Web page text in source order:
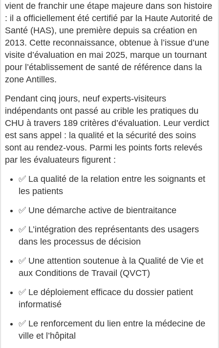
vient de franchir une étape majeure dans son histoire
: il a officiellement été certifié par la Haute Autorité de
Santé (HAS), une première depuis sa création en
2013. Cette reconnaissance, obtenue à l’issue d’une
visite d’évaluation en mai 2025, marque un tournant
pour l’établissement de santé de référence dans la
zone Antilles.
Pendant cinq jours, neuf experts-visiteurs
indépendants ont passé au crible les pratiques du
CHU à travers 189 critères d’évaluation. Leur verdict
est sans appel : la qualité et la sécurité des soins
sont au rendez-vous. Parmi les points forts relevés
par les évaluateurs figurent :
✅ La qualité de la relation entre les soignants et
les patients
✅ Une démarche active de bientraitance
✅ L’intégration des représentants des usagers
dans les processus de décision
✅ Une attention soutenue à la Qualité de Vie et
aux Conditions de Travail (QVCT)
✅ Le déploiement efficace du dossier patient
informatisé
✅ Le renforcement du lien entre la médecine de
ville et l’hôpital